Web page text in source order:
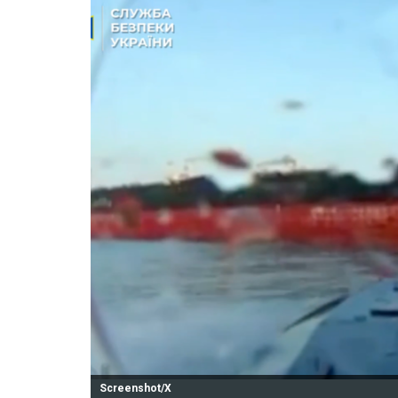
Screenshot/X